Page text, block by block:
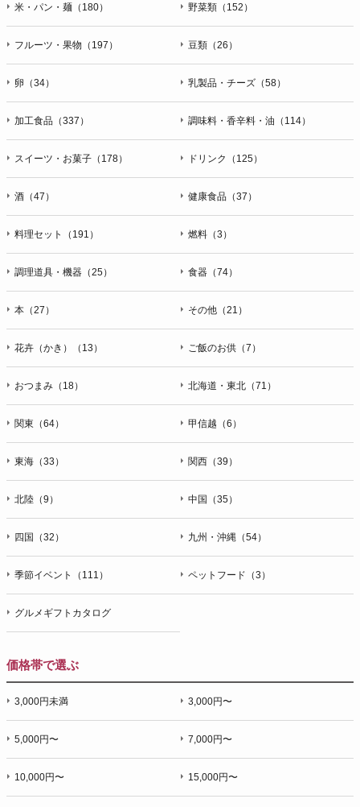
米・パン・麺（180） 野菜類（152）
フルーツ・果物（197） 豆類（26）
卵（34） 乳製品・チーズ（58）
加工食品（337） 調味料・香辛料・油（114）
スイーツ・お菓子（178） ドリンク（125）
酒（47） 健康食品（37）
料理セット（191） 燃料（3）
調理道具・機器（25） 食器（74）
本（27） その他（21）
花卉（かき）（13） ご飯のお供（7）
おつまみ（18） 北海道・東北（71）
関東（64） 甲信越（6）
東海（33） 関西（39）
北陸（9） 中国（35）
四国（32） 九州・沖縄（54）
季節イベント（111） ペットフード（3）
グルメギフトカタログ
価格帯で選ぶ
3,000円未満 3,000円〜
5,000円〜 7,000円〜
10,000円〜 15,000円〜